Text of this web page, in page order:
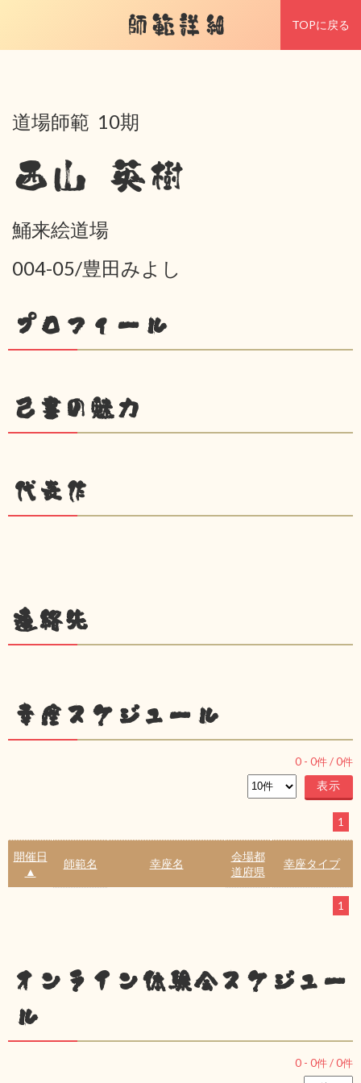
師範詳細 TOPに戻る
道場師範 10期
西山 英樹
鯒来絵道場
004-05/豊田みよし
プロフィール
己書の魅力
代表作
連絡先
幸座スケジュール
0 - 0件 /0件
1
開催日
▲
師範名 幸座名
会場都
道府県
幸座タイプ
1
オンライン体験会スケジュー
ル
0 - 0件 /0件